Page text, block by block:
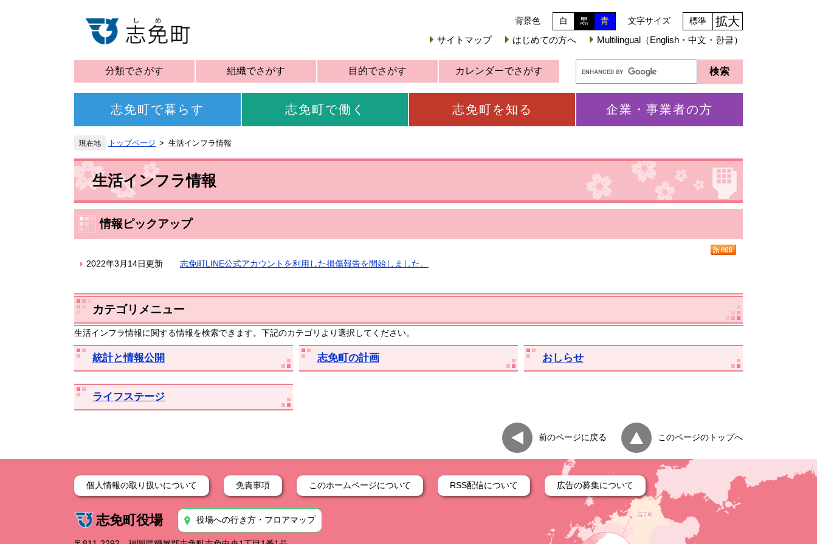
背景色 白 黒 青 文字サイズ 標準 拡大
サイトマップ はじめての方へ Multilingual（English・中文・한글）
分類でさがす 組織でさがす 目的でさがす カレンダーでさがす
志免町で暮らす 志免町で働く 志免町を知る 企業・事業者の方
トップページ 生活インフラ情報
生活インフラ情報
情報ピックアップ
2022年3月14日更新 志免町LINE公式アカウントを利用した損傷報告を開始しました。
カテゴリメニュー
生活インフラ情報に関する情報を検索できます。下記のカテゴリより選択してください。
統計と情報公開 志免町の計画 おしらせ
ライフステージ
前のページに戻る このページのトップへ
個人情報の取り扱いについて 免責事項 このホームページについて RSS配信について 広告の募集について
志免町役場 役場への行き方・フロアマップ